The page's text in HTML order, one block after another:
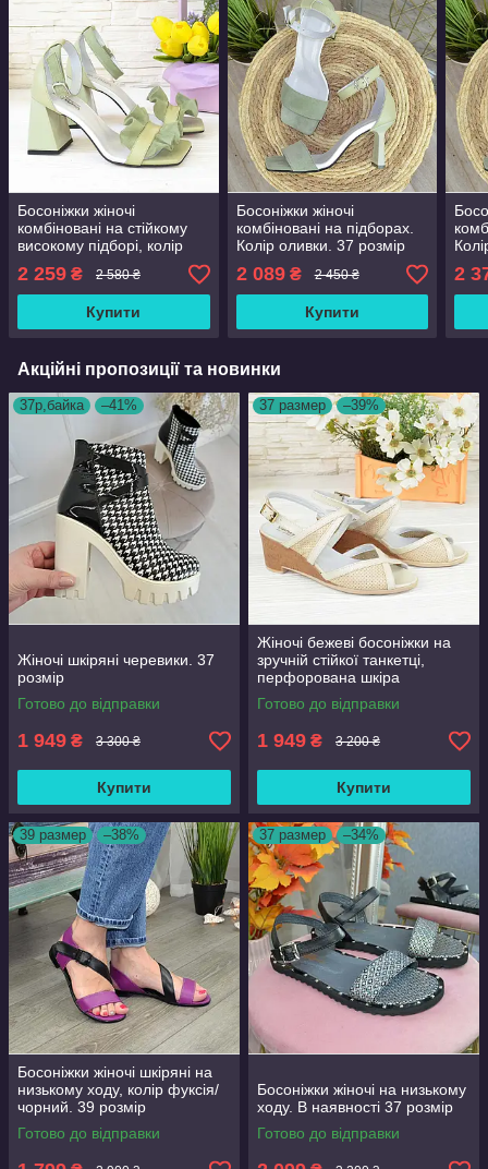
Босоніжки жіночі
комбіновані на стійкому
високому підборі, колір
2 259 ₴ 2 580 ₴
Купити
Босоніжки жіночі
комбіновані на підборах.
Колір оливки. 37 розмір
2 089₴ 2 450 ₴
Купити
2
Акційні пропозиції та новинки
37р,байка –41%
Жіночі шкіряні черевики. 37
розмір
Готово до відправки
1 949 ₴ 3 300 ₴
Купити
37 размер –39%
Жіночі бежеві босоніжки на
зручній стійкої танкетці,
перфорована шкіра
натуральна. 37 розмір
Готово до відправки
1 949 ₴ 3 200 ₴
Купити
39 размер –38%
Босоніжки жіночі шкіряні на
низькому ходу, колір фуксія/
чорний. 39 розмір
Готово до відправки
37 размер –34%
Босоніжки жіночі на низькому
ходу. В наявності 37 розмір
Готово до відправки